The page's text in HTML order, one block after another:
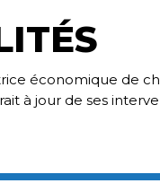
économique de
à jour de ses